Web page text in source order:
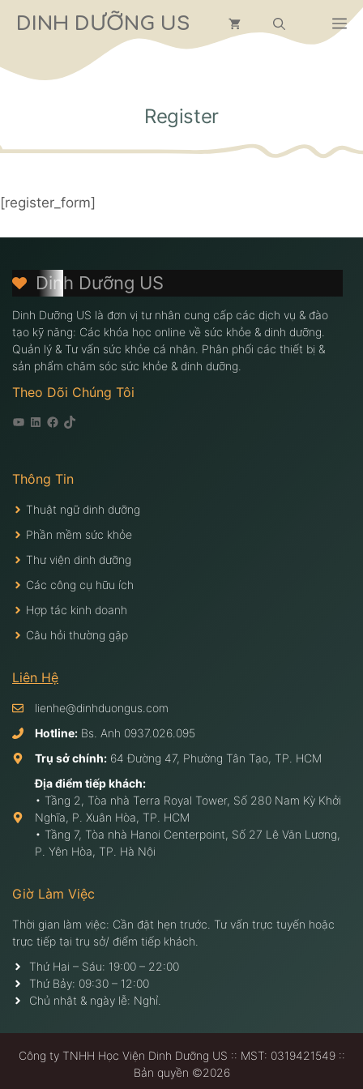
đến
dung
DINH DƯỠNG US
Register
[register_form]
Dinh Dưỡng US
Dinh Dưỡng US là đơn vị tư nhân cung cấp các dịch vụ & đào
tạo kỹ năng: Các khóa học online về sức khỏe & dinh dưỡng.
Quản lý & Tư vấn sức khỏe cá nhân. Phân phối các thiết bị &
sản phẩm chăm sóc sức khỏe & dinh dưỡng.
Theo Dõi Chúng Tôi
Youtube
Linkedin
Facebook
Tiktok
Thông Tin
Thuật ngữ dinh dưỡng
Phần mềm sức khỏe
Thư viện dinh dưỡng
Các công cụ hữu ích
Hợp tác kinh doanh
Câu hỏi thường gặp
Liên Hệ
lienhe@dinhduongus.com
Hotline: Bs. Anh 0937.026.095
Trụ sở chính: 64 Đường 47, Phường Tân Tạo, TP. HCM
Địa điểm tiếp khách:
• Tầng 2, Tòa nhà Terra Royal Tower, Số 280 Nam Kỳ Khởi
Nghĩa, P. Xuân Hòa, TP. HCM
• Tầng 7, Tòa nhà Hanoi Centerpoint, Số 27 Lê Văn Lương,
P. Yên Hòa, TP. Hà Nội
Giờ Làm Việc
Thời gian làm việc: Cần đặt hẹn trước. Tư vấn trực tuyến hoặc
trực tiếp tại trụ sở/ điểm tiếp khách.
Thứ Hai – Sáu: 19:00 – 22:00
Thứ Bảy: 09:30 – 12:00
Chủ nhật & ngày lễ: Nghỉ.
Công ty TNHH Học Viện Dinh Dưỡng US :: MST: 0319421549 ::
Bản quyền ©2026